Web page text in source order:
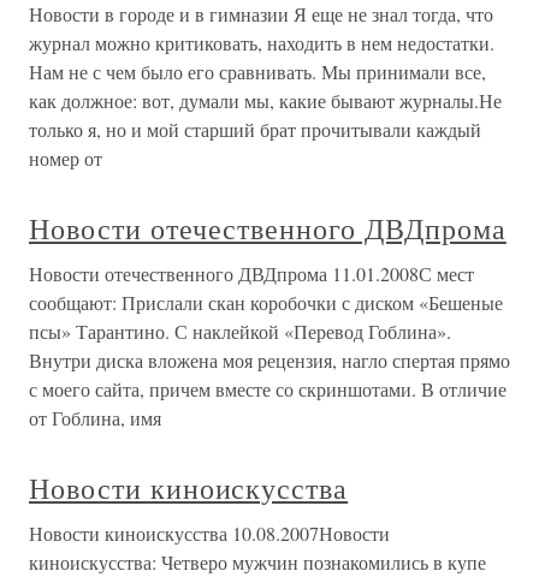
Новости в городе и в гимназии Я еще не знал тогда, что
журнал можно критиковать, находить в нем недостатки.
Нам не с чем было его сравнивать. Мы принимали все,
как должное: вот, думали мы, какие бывают журналы.Не
только я, но и мой старший брат прочитывали каждый
номер от
Новости отечественного ДВДпрома
Новости отечественного ДВДпрома 11.01.2008С мест
сообщают: Прислали скан коробочки с диском «Бешеные
псы» Тарантино. С наклейкой «Перевод Гоблина».
Внутри диска вложена моя рецензия, нагло спертая прямо
с моего сайта, причем вместе со скриншотами. В отличие
от Гоблина, имя
Новости киноискусства
Новости киноискусства 10.08.2007Новости
киноискусства: Четверо мужчин познакомились в купе